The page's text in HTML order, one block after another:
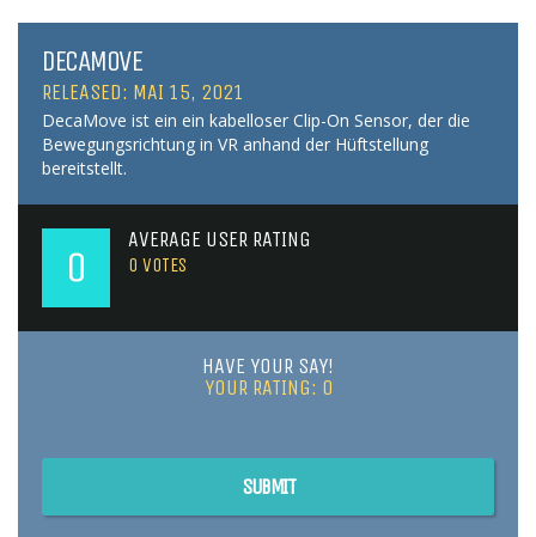
DECAMOVE
RELEASED: MAI 15, 2021
DecaMove ist ein ein kabelloser Clip-On Sensor, der die
Bewegungsrichtung in VR anhand der Hüftstellung
bereitstellt.
0
AVERAGE USER RATING
0 VOTES
HAVE YOUR SAY!
YOUR RATING: 0
SUBMIT